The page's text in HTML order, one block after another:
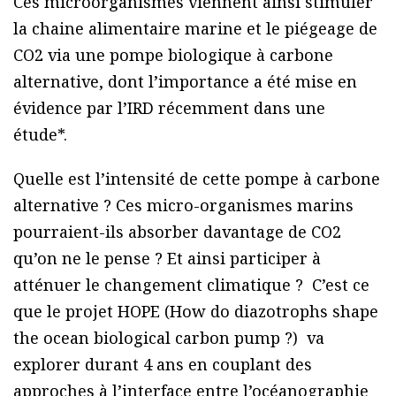
la chaine alimentaire marine et le piégeage de
CO2 via une pompe biologique à carbone
alternative, dont l’importance a été mise en
évidence par l’IRD récemment dans une
étude*.
Quelle est l’intensité de cette pompe à carbone
alternative ? Ces micro-organismes marins
pourraient-ils absorber davantage de CO2
qu’on ne le pense ? Et ainsi participer à
atténuer le changement climatique ? C’est ce
que le projet HOPE (How do diazotrophs shape
the ocean biological carbon pump ?) va
explorer durant 4 ans en couplant des
approches à l’interface entre l’océanographie